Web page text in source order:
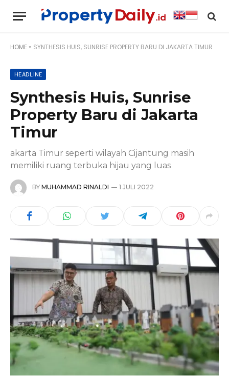
HOME » SYNTHESIS HUIS, SUNRISE PROPERTY BARU DI JAKARTA TIMUR
HEADLINE
Synthesis Huis, Sunrise
Property Baru di Jakarta
Timur
akarta Timur seperti wilayah Cijantung masih
memiliki ruang terbuka hijau yang luas
BY MUHAMMAD RINALDI 1 JULI 2022